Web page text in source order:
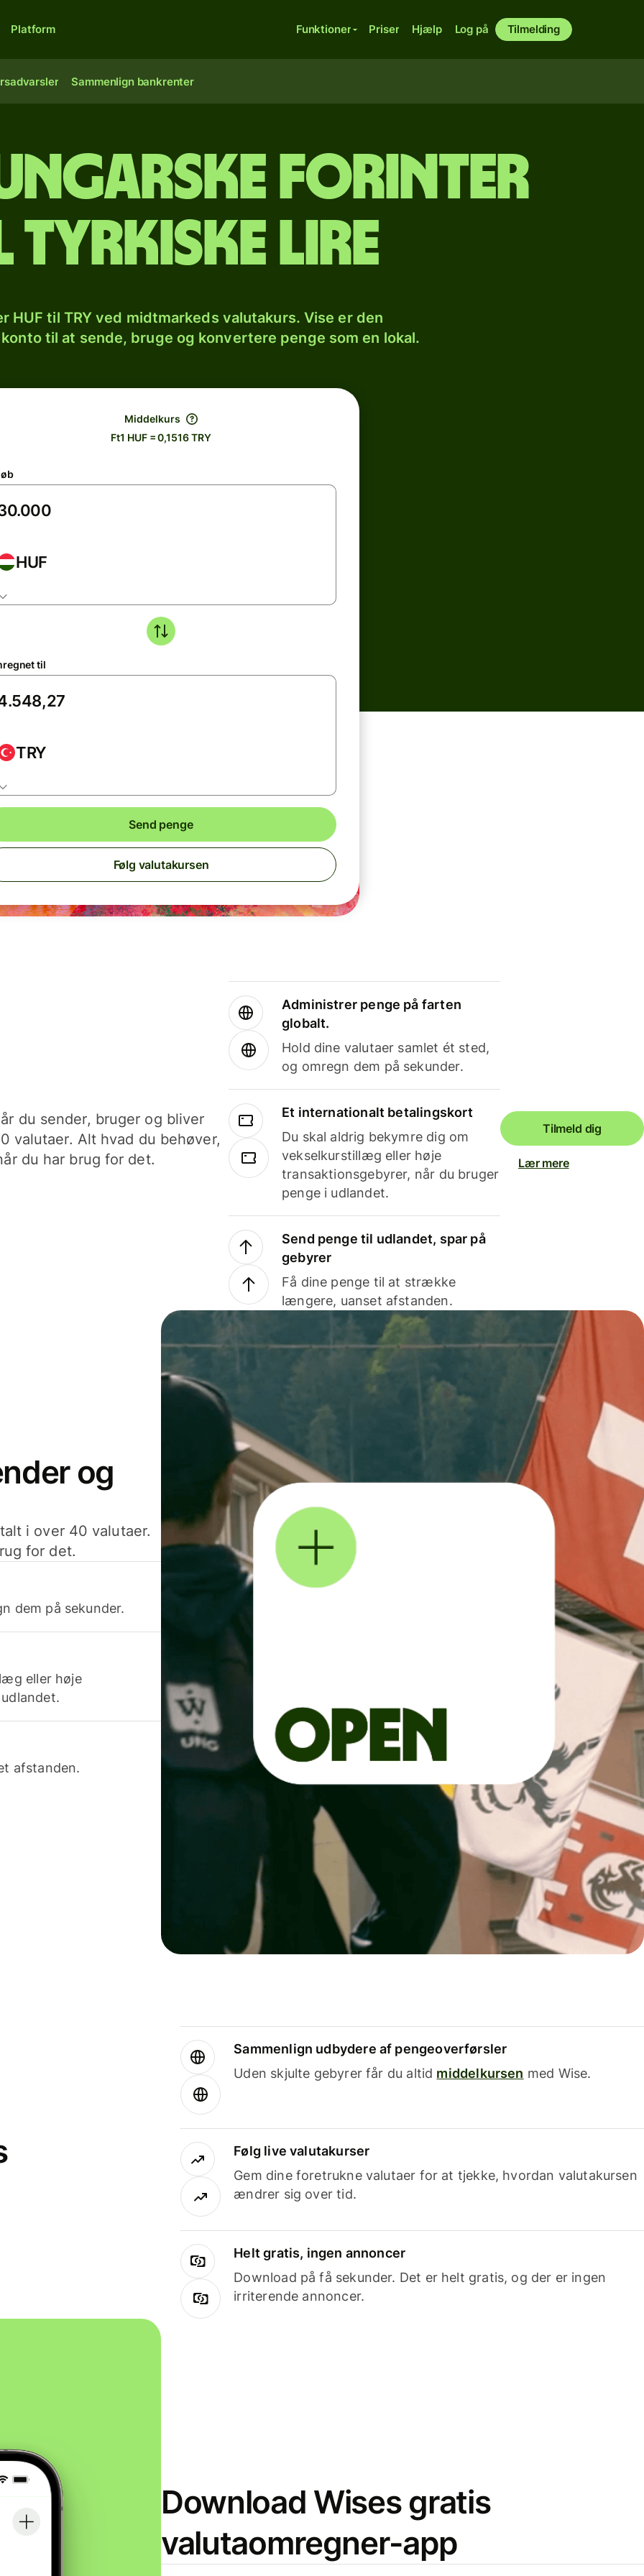
Platform Funktioner Priser Hjælp Log på Tilmelding
Sammenlign bankrenter
ungarske forinter
tyrkiske lire
HUF til TRY ved midtmarkeds valutakurs. Vise er den
til at sende, bruge og konvertere penge som en lokal.
Middelkurs
Ft1 HUF = 0,1516 TRY
HUF
til
TRY
Send penge
Følg valutakursen
du sender, bruger og bliver
valutaer. Alt hvad du behøver,
du har brug for det.
Administrer penge på farten
globalt.
Hold dine valutaer samlet ét sted,
og omregn dem på sekunder.
Et internationalt betalingskort
Du skal aldrig bekymre dig om
vekselkurstillæg eller høje
transaktionsgebyrer, når du bruger
penge i udlandet.
Send penge til udlandet, spar på
gebyrer
Få dine penge til at strække
længere, uanset afstanden.
Tilmeld dig
Lær mere
og
i over 40 valutaer.
for det.
dem på sekunder.
eller høje
afstanden.
Sammenlign udbydere af pengeoverførsler
Uden skjulte gebyrer får du altid middelkursen med Wise.
Følg live valutakurser
Gem dine foretrukne valutaer for at tjekke, hvordan valutakursen
ændrer sig over tid.
Helt gratis, ingen annoncer
Download på få sekunder. Det er helt gratis, og der er ingen
irriterende annoncer.
Download Wises gratis
valutaomregner-app